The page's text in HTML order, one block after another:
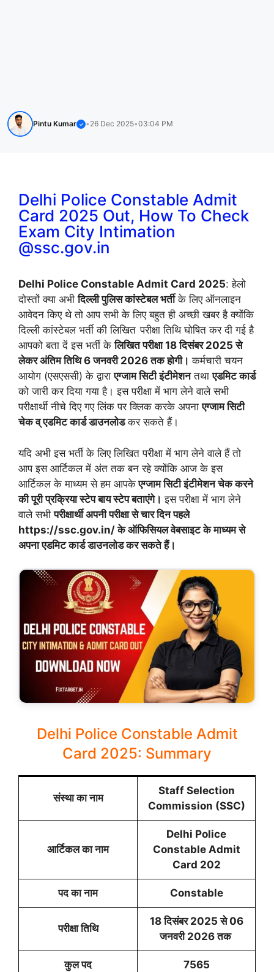
Pintu Kumar ✓ • 26 Dec 2025•03:04 PM
Delhi Police Constable Admit
Card 2025 Out, How To Check
Exam City Intimation
@ssc.gov.in
Delhi Police Constable Admit Card 2025: हेलो
दोस्तों क्या अभीदिल्ली पुलिस कांस्टेबल भर्तीके लिए ऑनलाइन
आवेदन किए थे तो आप सभी के लिए बहुत ही अच्छी खबर है क्योंकि
दिल्ली कांस्टेबल भर्ती की लिखित परीक्षा तिथि घोषित कर दी गई है
आपको बता दें इस भर्ती केलिखित परीक्षा 18 दिसंबर 2025 से
लेकर अंतिम तिथि 6 जनवरी 2026 तक होगी। कर्मचारी चयन
आयोग (एसएससी) के द्वाराएग्जाम सिटी इंटीमेशनतथाएडमिट कार्ड
को जारी कर दिया गया है। इस परीक्षा में भाग लेने वाले सभी
परीक्षार्थी नीचे दिए गए लिंक पर क्लिक करके अपनाएग्जाम सिटी
चेक व् एडमिट कार्ड डाउनलोडकर सकते हैं।
यदि अभी इस भर्ती के लिए लिखित परीक्षा में भाग लेने वाले हैं तो
आप इस आर्टिकल में अंत तक बन रहे क्योंकि आज के इस
आर्टिकल के माध्यम से हम आपकेएग्जाम सिटी इंटीमेशन चेक करने
की पूरी प्रक्रिया स्टेप बाय स्टेप बताएंगे। इस परीक्षा में भाग लेने
वाले सभीपरीक्षार्थी अपनी परीक्षा से चार दिन पहले
https://ssc.gov.in/ के ऑफिसियल वेबसाइट के माध्यम से
अपना एडमिट कार्ड डाउनलोड कर सकते हैं।
Delhi Police Constable Admit
Card 2025: Summary
संस्था का नाम
Staff Selection
Commission (SSC)
आर्टिकल का नाम
Delhi Police
Constable Admit
Card 202
पद का नाम Constable
परीक्षा तिथि
18 दिसंबर 2025 से 06
जनवरी 2026 तक
कुल पद 7565